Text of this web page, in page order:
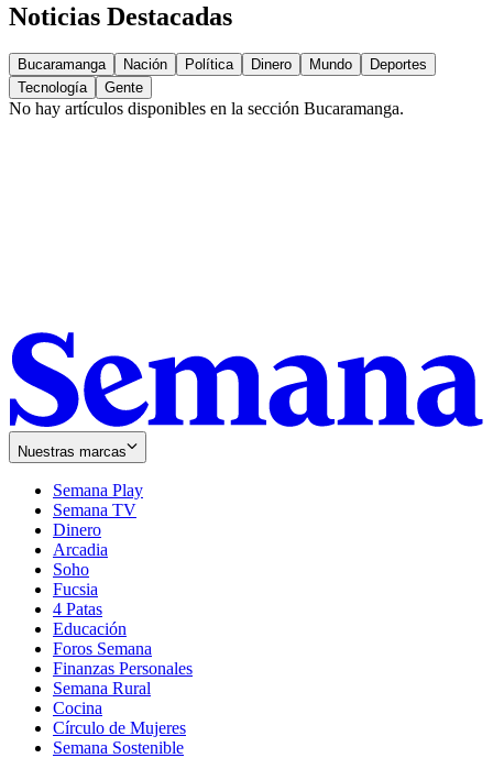
Noticias Destacadas
Bucaramanga Nación Política Dinero Mundo
Deportes
Tecnología
Gente
No hay artículos disponibles en la sección Bucaramanga.
Nuestras marcas
Semana Play
Semana TV
Dinero
Arcadia
Soho
in
new
window
Fucsia
in
new
window
4 Patas
Educación
Foros Semana
Finanzas Personales
Semana Rural
Cocina
Círculo de Mujeres
Semana Sostenible